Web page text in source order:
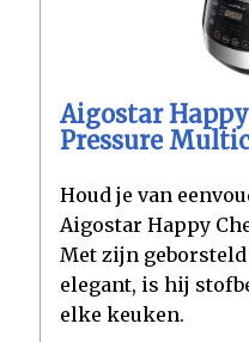
Aigostar
Pressure
Houd je van
Aigostar Happy
Met zijn
elegant, is hij
elke keuken.